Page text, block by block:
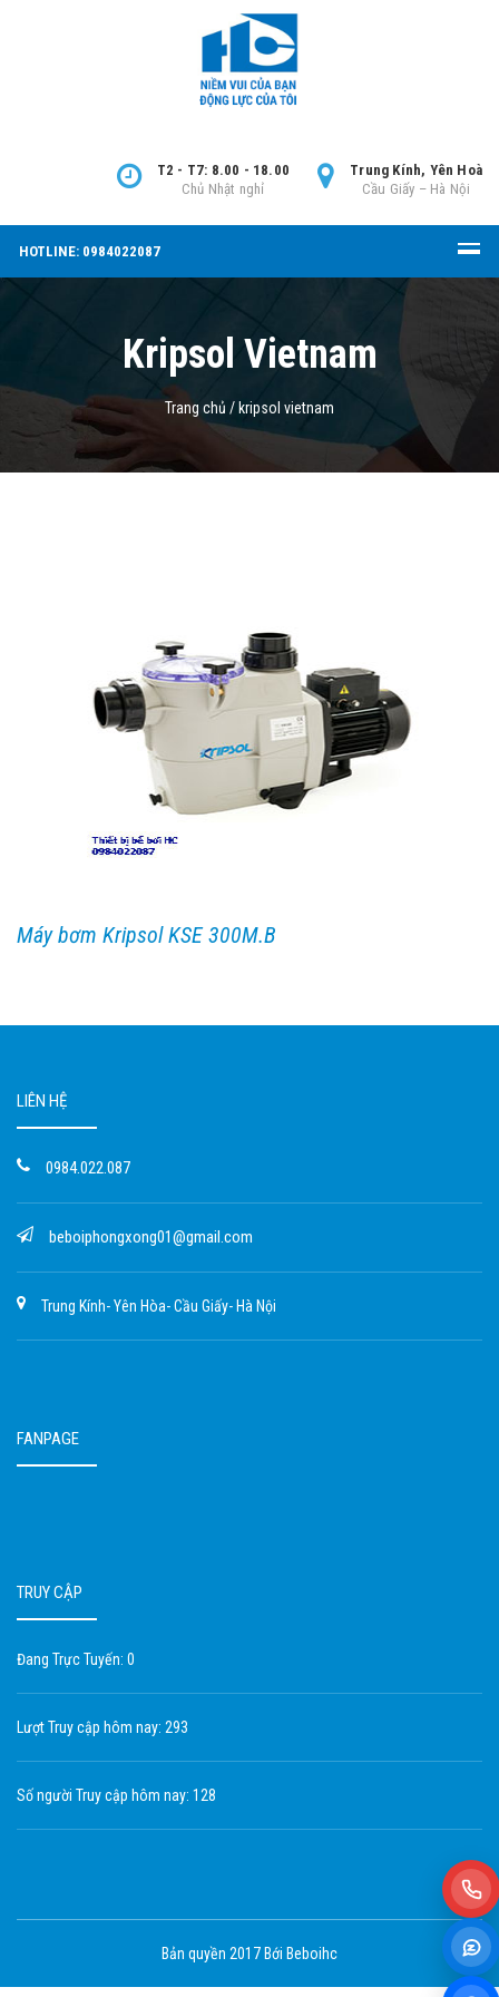
Trung Kính, Yên Hoà
Cầu Giấy – Hà Nội
T2 - T7: 8.00 - 18.00
Chủ Nhật nghỉ
HOTLINE: 0984022087
Kripsol Vietnam
Trang chủ / kripsol vietnam
Máy bơm Kripsol KSE 300M.B
LIÊN HỆ
0984.022.087
beboiphongxong01@gmail.com
Trung Kính- Yên Hòa- Cầu Giấy- Hà Nội
FANPAGE
TRUY CẬP
Đang Trực Tuyến: 0
Lượt Truy cập hôm nay: 293
Số người Truy cập hôm nay: 128
Bản quyền 2017 Bới Beboihc